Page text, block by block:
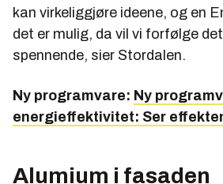
kan virkeliggjøre ideene, og en
det er mulig, da vil vi forfølge
spennende, sier Stordalen.
Ny programvare: Ny
energieffektivitet: Ser
Alumium i fasaden